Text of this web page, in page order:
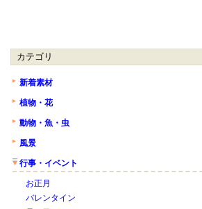
カテゴリ
新着素材
植物・花
動物・魚・虫
風景
行事・イベント
お正月
バレンタイン